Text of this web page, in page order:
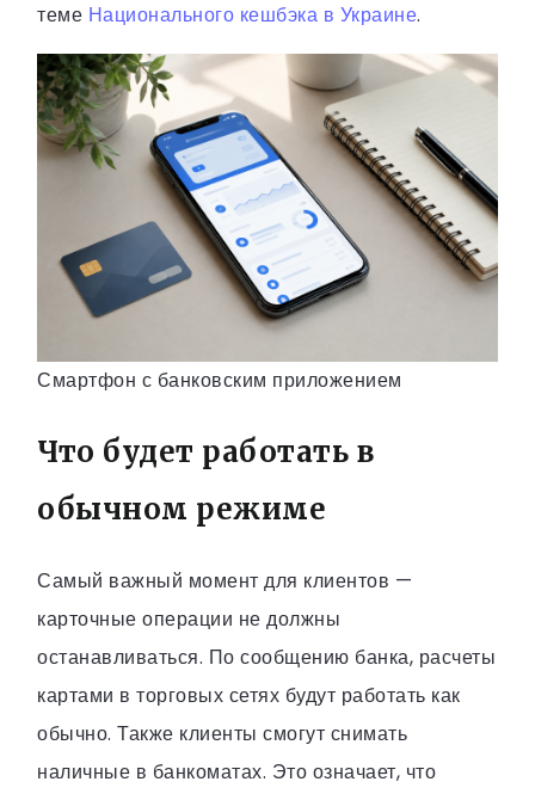
теме Национального кешбэка в Украине.
Смартфон с банковским приложением
Что будет работать в
обычном режиме
Самый важный момент для клиентов —
карточные операции не должны
останавливаться. По сообщению банка, расчеты
картами в торговых сетях будут работать как
обычно. Также клиенты смогут снимать
наличные в банкоматах. Это означает, что